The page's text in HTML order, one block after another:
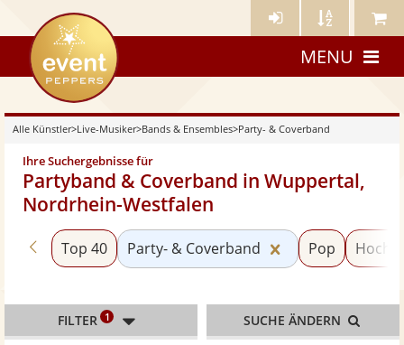
Künstler- Künstler Meine
eventpeppers
MENU
Alle Künstler>Live-Musiker>Bands & Ensembles>Party- & Coverband
Ihre Suchergebnisse für
Partyband & Coverband in Wuppertal,
Nordrhein-Westfalen
Zurück zu «Bands & Ensembles»
Top 40 Party- & Coverband Kategorie
Pop
FILTER 1 SUCHE ÄNDERN